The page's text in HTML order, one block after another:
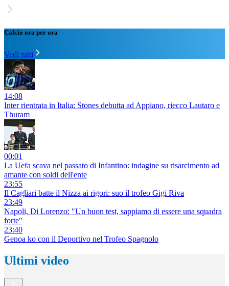
Calcio ora per ora
Vedi tutti
14:08
Inter rientrata in Italia: Stones debutta ad Appiano, riecco Lautaro e
Thuram
00:01
La Uefa scava nel passato di Infantino: indagine su risarcimento ad
amante con soldi dell'ente
23:55
Il Cagliari batte il Nizza ai rigori: suo il trofeo Gigi Riva
23:49
Napoli, Di Lorenzo: "Un buon test, sappiamo di essere una squadra
forte"
23:40
Genoa ko con il Deportivo nel Trofeo Spagnolo
Ultimi video